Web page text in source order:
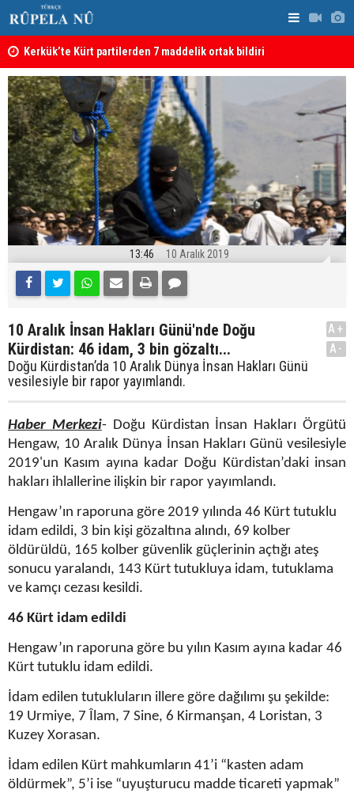
Kerkük’te Kürt partilerden 7 maddelik ortak bildiri
13:46 10 Aralık 2019
10 Aralık İnsan Hakları Günü'nde Doğu
Kürdistan: 46 idam, 3 bin gözaltı...
Doğu Kürdistan’da 10 Aralık Dünya İnsan Hakları Günü
vesilesiyle bir rapor yayımlandı.
A+
A-
Haber Merkezi- Doğu Kürdistan İnsan Hakları Örgütü
Hengaw, 10 Aralık Dünya İnsan Hakları Günü vesilesiyle
2019'un Kasım ayına kadar Doğu Kürdistan’daki insan
hakları ihlallerine ilişkin bir rapor yayımlandı.
Hengaw’ın raporuna göre 2019 yılında 46 Kürt tutuklu
idam edildi, 3 bin kişi gözaltına alındı, 69 kolber
öldürüldü, 165 kolber güvenlik güçlerinin açtığı ateş
sonucu yaralandı, 143 Kürt tutukluya idam, tutuklama
ve kamçı cezası kesildi.
46 Kürt idam edildi
Hengaw’ın raporuna göre bu yılın Kasım ayına kadar 46
Kürt tutuklu idam edildi.
İdam edilen tutukluların illere göre dağılımı şu şekilde:
19 Urmiye, 7 Îlam, 7 Sine, 6 Kirmanşan, 4 Loristan, 3
Kuzey Xorasan.
İdam edilen Kürt mahkumların 41’i “kasten adam
öldürmek”, 5’i ise “uyuşturucu madde ticareti yapmak”